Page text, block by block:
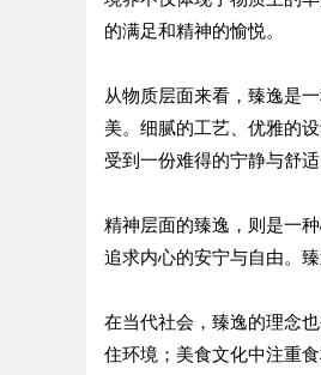
的满足和精神的愉悦。
从物质层面来看，臻逸是
美。细腻的工艺、优雅的
受到一份难得的宁静与舒适
精神层面的臻逸，则是一
追求内心的安宁与自由。
在当代社会，臻逸的理念
住环境；美食文化中注重